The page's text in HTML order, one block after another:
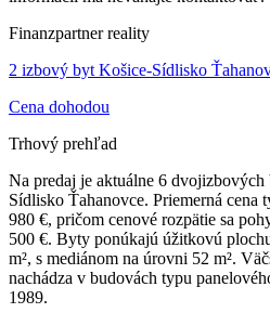
Finanzpartner reality
2 izbový byt Košice-Sídlisko
Cena dohodou
Trhový prehľad
Na predaj je aktuálne 6
Sídlisko Ťahanovce. Priemerná cena
980 €, pričom cenové rozpätie sa
500 €. Byty ponúkajú úžitkovú
m², s mediánom na úrovni 52 m².
nachádza v budovách typu
1989.